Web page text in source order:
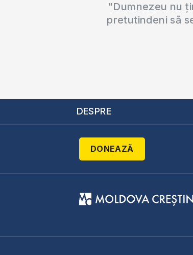
"Dumnezeu nu
pretutindeni să
DESPRE
DONEAZĂ